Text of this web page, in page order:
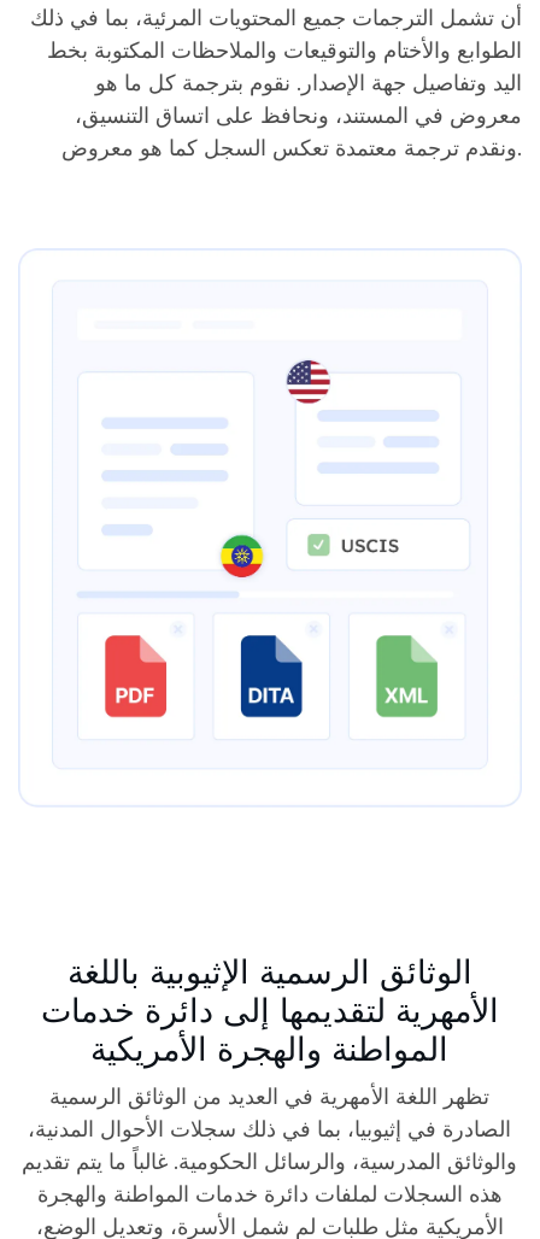
أن تشمل الترجمات جميع المحتويات المرئية، بما في ذلك
الطوابع والأختام والتوقيعات والملاحظات المكتوبة بخط
اليد وتفاصيل جهة الإصدار. نقوم بترجمة كل ما هو
معروض في المستند، ونحافظ على اتساق التنسيق،
ونقدم ترجمة معتمدة تعكس السجل كما هو معروض.
الوثائق الرسمية الإثيوبية باللغة
الأمهرية لتقديمها إلى دائرة خدمات
المواطنة والهجرة الأمريكية
تظهر اللغة الأمهرية في العديد من الوثائق الرسمية
الصادرة في إثيوبيا، بما في ذلك سجلات الأحوال المدنية،
والوثائق المدرسية، والرسائل الحكومية. غالباً ما يتم تقديم
هذه السجلات لملفات دائرة خدمات المواطنة والهجرة
الأمريكية مثل طلبات لم شمل الأسرة، وتعديل الوضع،